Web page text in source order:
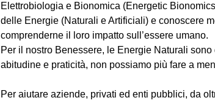
Elettrobiologia e Bionomica (Energetic
delle Energie (Naturali e Artificiali) e conoscere
comprenderne il loro impatto sull’essere umano.
Per il nostro Benessere, le Energie Naturali
abitudine e praticità, non possiamo più fare a
Per aiutare aziende, privati ed enti pubblici, da